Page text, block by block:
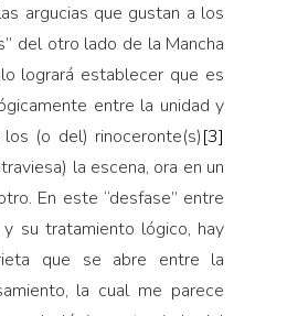
argucias que gustan a los
del otro lado de la Mancha
logrará establecer que es
entre la unidad y
(o del) rinoceronte(s)[3]
la escena, ora en un
En este “desfase” entre
su tratamiento lógico, hay
que se abre entre la
la cual me parece